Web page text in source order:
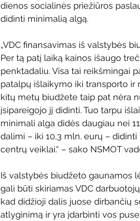
dienos socialinės priežiūros
didinti minimalią algą.
„VDC finansavimas iš valstybės
Per tą patį laiką kainos išaugo
penktadaliu. Visa tai reikšmingai
patalpų išlaikymo iki transporto ir
kitų metų biudžete taip pat nėra
įsipareigojo jį didinti. Tuo tarpu
minimali alga didės daugiau nei
dalimi – iki 10,3 mln. eurų –
centrų veiklai.“ – sako NSMOT
Iš valstybės biudžeto gaunamos
gali būti skiriamas VDC
kad didžioji dalis juose dirbančių
atlyginimą ir yra įdarbinti vos